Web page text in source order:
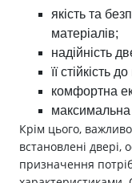
якість та
матеріалів;
надійність
її стійкість
комфортна
максимальна
Крім цього,
встановлені двері,
призначення